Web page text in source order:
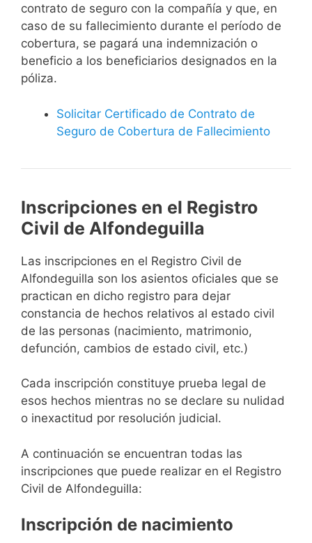
contrato de seguro con la compañía y que, en
caso de su fallecimiento durante el período de
cobertura, se pagará una indemnización o
beneficio a los beneficiarios designados en la
póliza.
Solicitar Certificado de Contrato de
Seguro de Cobertura de Fallecimiento
Inscripciones en el Registro
Civil de Alfondeguilla
Las inscripciones en el Registro Civil de
Alfondeguilla son los asientos oficiales que se
practican en dicho registro para dejar
constancia de hechos relativos al estado civil
de las personas (nacimiento, matrimonio,
defunción, cambios de estado civil, etc.)
Cada inscripción constituye prueba legal de
esos hechos mientras no se declare su nulidad
o inexactitud por resolución judicial.
A continuación se encuentran todas las
inscripciones que puede realizar en el Registro
Civil de Alfondeguilla:
Inscripción de nacimiento